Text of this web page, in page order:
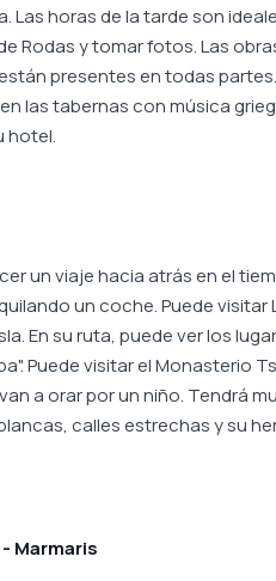
Las horas de la tarde son
Rodas y tomar fotos. Las
presentes en todas
las tabernas con música
hotel.
un viaje hacia atrás en el
un coche. Puede visitar
En su ruta, puede ver los
Puede visitar el Monasterio
a orar por un niño. Tendrá
calles estrechas y su
Marmaris